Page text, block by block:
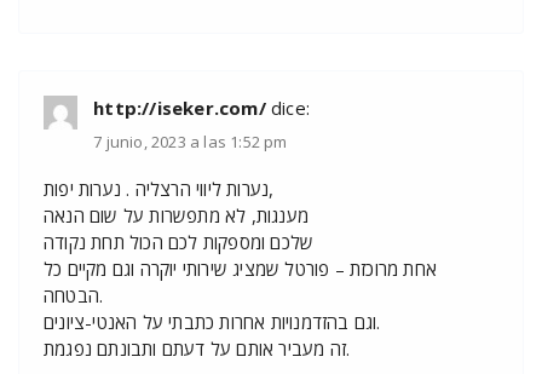
http://iseker.com/ dice:
7 junio, 2023 a las 1:52 pm
נערות ליווי הרצליה . נערות יפות,
מענגות, לא מתפשרות על שום הנאה
שלכם ומספקות לכם הכול תחת נקודה
אחת מרוכזת – פורטל שמציג שירותי יוקרה וגם מקיים כל
הבטחה.
וגם בהזדמנויות אחרות כתבתי על האנטי-ציונים.
זה מעביר אותם על דעתם ותבונתם נפגמת.